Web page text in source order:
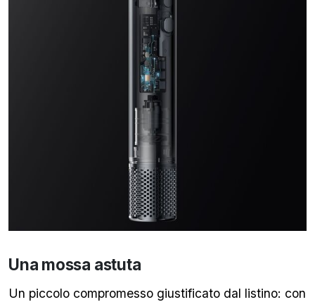
Una mossa astuta
Un piccolo compromesso giustificato dal listino: con